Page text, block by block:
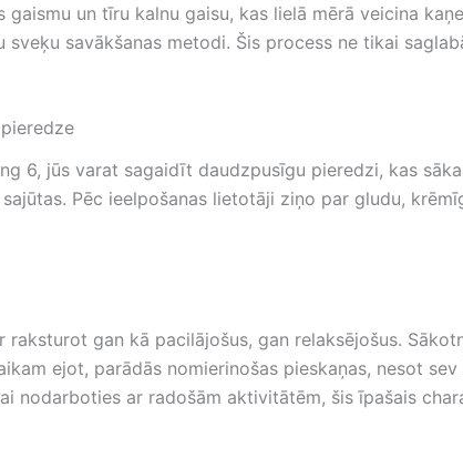
un tīru kalnu gaisu, kas lielā mērā veicina
sveķu savākšanas metodi. Šis process ne tikai
6, jūs varat sagaidīt daudzpusīgu pieredzi, kas
Pēc ieelpošanas lietotāji ziņo par gludu,
raksturot gan kā pacilājošus, gan relaksējošus.
ejot, parādās nomierinošas pieskaņas, nesot
nodarboties ar radošām aktivitātēm, šis īpašais